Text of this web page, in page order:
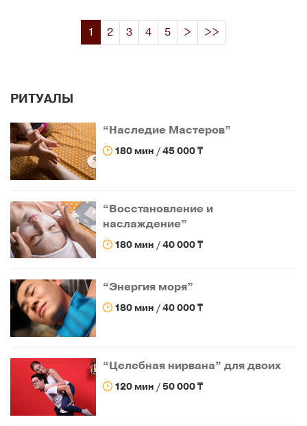
1 2 3 4 5 > >>
РИТУАЛЫ
“Наследие Мастеров”
180 мин / 45 000 ₸
“Восстановление и
наслаждение”
180 мин / 40 000 ₸
“Энергия моря”
180 мин / 40 000 ₸
“Целебная нирвана” для двоих
120 мин / 50 000 ₸